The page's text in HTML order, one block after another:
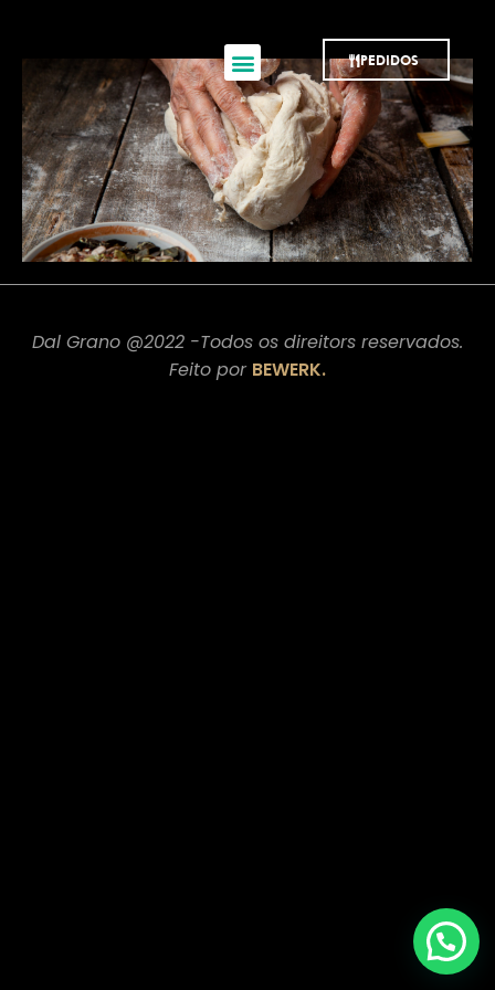
PEDIDOS
Dal Grano @2022 -Todos os direitors reservados.
Feito por BEWERK.